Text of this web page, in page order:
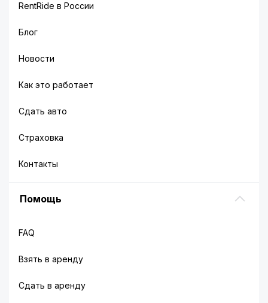
RentRide в России
Блог
Новости
Как это работает
Сдать авто
Страховка
Контакты
Помощь
FAQ
Взять в аренду
Сдать в аренду